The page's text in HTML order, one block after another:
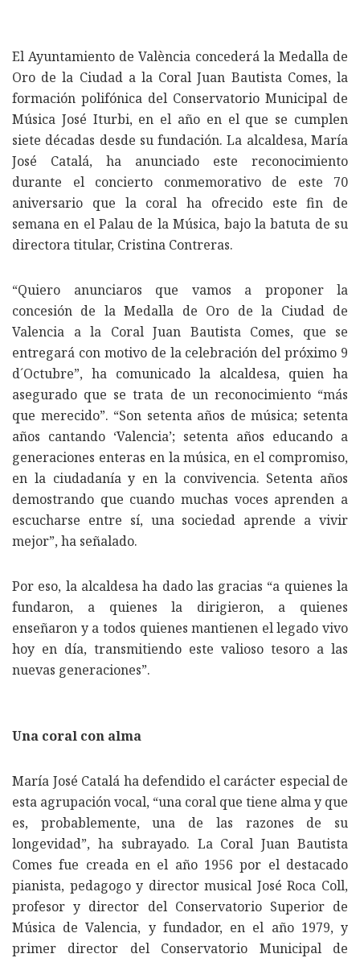
El Ayuntamiento de València concederá la Medalla de
Oro de la Ciudad a la Coral Juan Bautista Comes, la
formación polifónica del Conservatorio Municipal de
Música José Iturbi, en el año en el que se cumplen
siete décadas desde su fundación. La alcaldesa, María
José Catalá, ha anunciado este reconocimiento
durante el concierto conmemorativo de este 70
aniversario que la coral ha ofrecido este fin de
semana en el Palau de la Música, bajo la batuta de su
directora titular, Cristina Contreras.
“Quiero anunciaros que vamos a proponer la
concesión de la Medalla de Oro de la Ciudad de
Valencia a la Coral Juan Bautista Comes, que se
entregará con motivo de la celebración del próximo 9
d´Octubre”, ha comunicado la alcaldesa, quien ha
asegurado que se trata de un reconocimiento “más
que merecido”. “Son setenta años de música; setenta
años cantando ‘Valencia’; setenta años educando a
generaciones enteras en la música, en el compromiso,
en la ciudadanía y en la convivencia. Setenta años
demostrando que cuando muchas voces aprenden a
escucharse entre sí, una sociedad aprende a vivir
mejor”, ha señalado.
Por eso, la alcaldesa ha dado las gracias “a quienes la
fundaron, a quienes la dirigieron, a quienes
enseñaron y a todos quienes mantienen el legado vivo
hoy en día, transmitiendo este valioso tesoro a las
nuevas generaciones”.
Una coral con alma
María José Catalá ha defendido el carácter especial de
esta agrupación vocal, “una coral que tiene alma y que
es, probablemente, una de las razones de su
longevidad”, ha subrayado. La Coral Juan Bautista
Comes fue creada en el año 1956 por el destacado
pianista, pedagogo y director musical José Roca Coll,
profesor y director del Conservatorio Superior de
Música de Valencia, y fundador, en el año 1979, y
primer director del Conservatorio Municipal de